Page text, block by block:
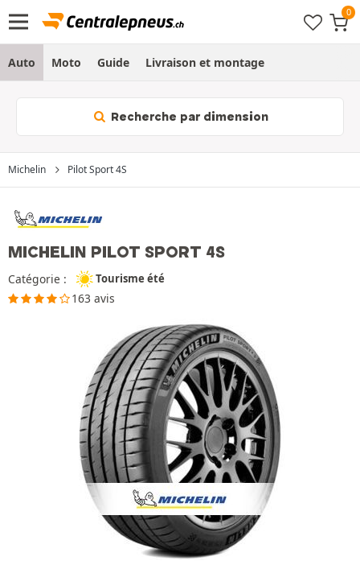
Auto Moto Guide Livraison et montage
Recherche par dimension
Michelin Pilot Sport 4S
MICHELIN PILOT SPORT 4S
Catégorie : Tourisme été
163 avis